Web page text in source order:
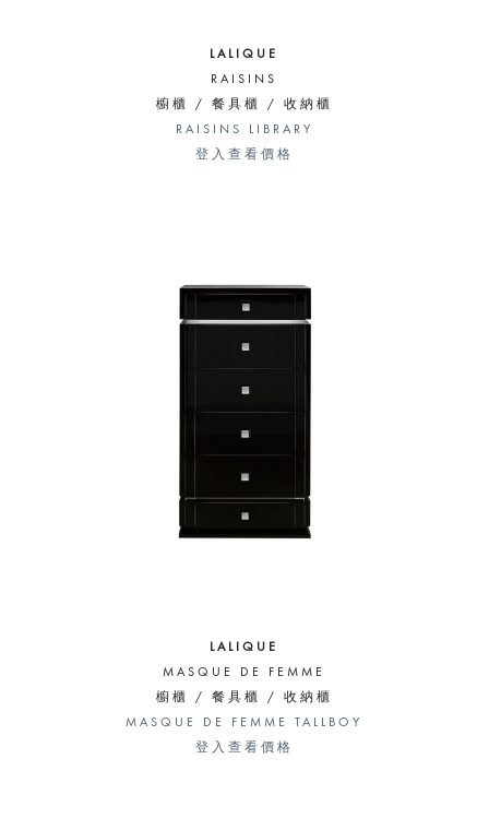
LALIQUE
RAISINS
櫥櫃 / 餐具櫃 / 收納櫃
RAISINS LIBRARY
登入查看價格
LALIQUE
MASQUE DE FEMME
櫥櫃 / 餐具櫃 / 收納櫃
MASQUE DE FEMME TALLBOY
登入查看價格